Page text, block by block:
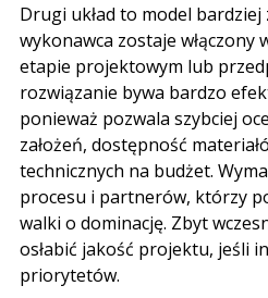
Drugi układ to model
wykonawca zostaje włączony
etapie projektowym lub
rozwiązanie bywa bardzo
ponieważ pozwala szybciej
założeń, dostępność
technicznych na budżet.
procesu i partnerów, którzy
walki o dominację. Zbyt
osłabić jakość projektu, jeśli
priorytetów.